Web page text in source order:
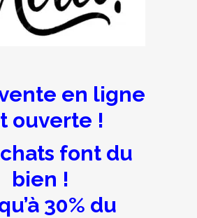
en ligne
ouverte !
font du
bien !
30% du